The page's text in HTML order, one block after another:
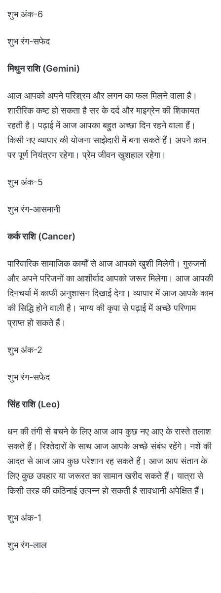
शुभ अंक-6
शुभ रंग-सफेद
मिथुन राशि (Gemini)
आज आपको अपने परिश्रम और लगन का फल मिलने वाला है।
शारीरिक कष्ट हो सकता है सर के दर्द और माइग्रेन की शिकायत
रहती है। पढ़ाई में आज आपका बहुत अच्छा दिन रहने वाला हैं।
किसी नए व्यापार की योजना साझेदारी में बना सकते हैं। अपने काम
पर पूर्ण नियंत्रण रहेगा। प्रेम जीवन खुशहाल रहेगा।
शुभ अंक-5
शुभ रंग-आसमानी
कर्क राशि (Cancer)
पारिवारिक सामाजिक कार्यों से आज आपको खुशी मिलेगी। गुरुजनों
और अपने परिजनों का आशीर्वाद आपको जरूर मिलेगा। आज आपकी
दिनचर्या में काफी अनुशासन दिखाई देगा। व्यापार में आज आपके काम
की सिद्धि होने वाली है। भाग्य की कृपा से पढ़ाई में अच्छे परिणाम
प्राप्त हो सकते हैं।
शुभ अंक-2
शुभ रंग-सफेद
सिंह राशि (Leo)
धन की तंगी से बचने के लिए आज आप कुछ नए आए के रास्ते तलाश
सकते हैं। रिश्तेदारों के साथ आज आपके अच्छे संबंध रहेंगे। नशे की
आदत से आज आप कुछ परेशान रह सकते हैं। आज आप संतान के
लिए कुछ उपहार या जरूरत का सामान खरीद सकते हैं। यात्रा से
किसी तरह की कठिनाई उत्पन्न हो सकती है सावधानी अपेक्षित हैं।
शुभ अंक-1
शुभ रंग-लाल